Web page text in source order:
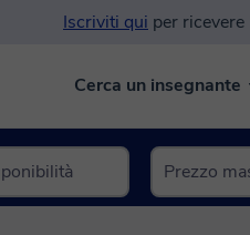
Iscriviti qui per ricevere
Cerca un insegnante